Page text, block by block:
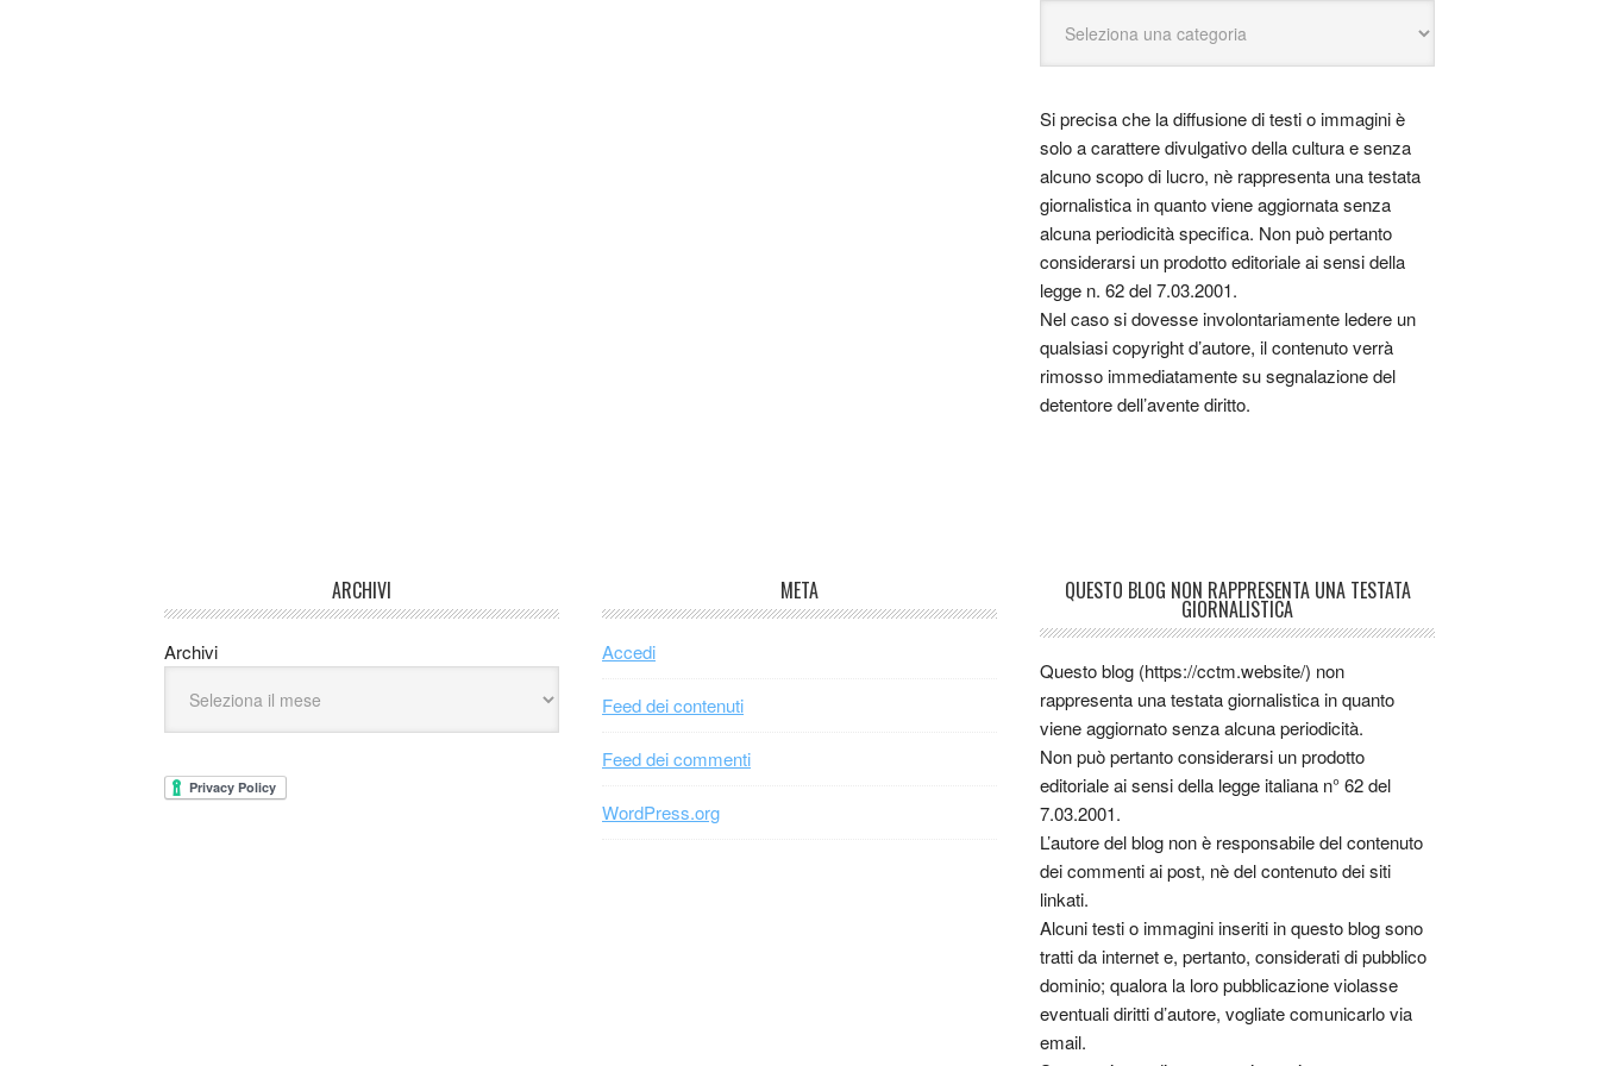
Si precisa che la diffusione di testi o immagini è
solo a carattere divulgativo della cultura e senza
alcuno scopo di lucro, nè rappresenta una testata
giornalistica in quanto viene aggiornata senza
alcuna periodicità specifica. Non può pertanto
considerarsi un prodotto editoriale ai sensi della
legge n. 62 del 7.03.2001.
Nel caso si dovesse involontariamente ledere un
qualsiasi copyright d’autore, il contenuto verrà
rimosso immediatamente su segnalazione del
detentore dell’avente diritto.
ARCHIVI
Archivi
META
Accedi
Feed dei contenuti
Feed dei commenti
WordPress.org
QUESTO BLOG NON RAPPRESENTA UNA TESTATA
GIORNALISTICA
Questo blog (https://cctm.website/) non
rappresenta una testata giornalistica in quanto
viene aggiornato senza alcuna periodicità.
Non può pertanto considerarsi un prodotto
editoriale ai sensi della legge italiana n° 62 del
7.03.2001.
L’autore del blog non è responsabile del contenuto
dei commenti ai post, nè del contenuto dei siti
linkati.
Alcuni testi o immagini inseriti in questo blog sono
tratti da internet e, pertanto, considerati di pubblico
dominio; qualora la loro pubblicazione violasse
eventuali diritti d’autore, vogliate comunicarlo via
email.